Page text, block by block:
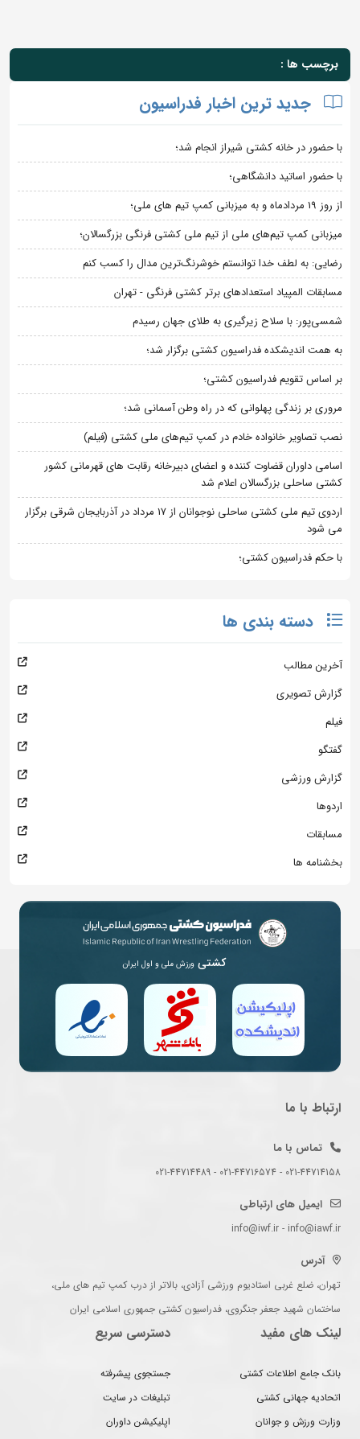
برچسب ها :
جدید ترین اخبار فدراسیون
با حضور در خانه کشتی شیراز انجام شد؛
با حضور اساتید دانشگاهی؛
از روز 19 مردادماه و به میزبانی کمپ تیم های ملی؛
میزبانی کمپ تیم‌های ملی از تیم ملی کشتی فرنگی بزرگسالان؛
رضایی: به لطف خدا توانستم خوشرنگ‌ترین مدال را کسب کنم
مسابقات المپیاد استعدادهای برتر کشتی فرنگی - تهران
شمسی‌پور: با سلاح زیرگیری به طلای جهان رسیدم
به همت اندیشکده فدراسیون کشتی برگزار شد؛
بر اساس تقویم فدراسیون کشتی؛
مروری بر زندگی پهلوانی که در راه وطن آسمانی شد؛
نصب تصاویر خانواده خادم در کمپ تیم‌های ملی کشتی (فیلم)
اسامی داوران قضاوت کننده و اعضای دبیرخانه رقابت های قهرمانی کشور
کشتی ساحلی بزرگسالان اعلام شد
اردوی تیم ملی کشتی ساحلی نوجوانان از 17 مرداد در آذربایجان شرقی برگزار
می شود
با حکم فدراسیون کشتی؛
دسته بندی ها
آخرین مطالب
گزارش تصویری
فیلم
گفتگو
گزارش ورزشی
اردوها
مسابقات
بخشنامه ها
کشتی ورزش ملی و اول ایران
ارتباط با ما
تماس با ما
021-44714158 - 021-44716574 - 021-44714489
ایمیل های ارتباطی
info@iwf.ir - info@iawf.ir
آدرس
تهران، ضلع غربی استادیوم ورزشی آزادی، بالاتر از درب کمپ تیم های ملی،
ساختمان شهید جعفر جنگروی، فدراسیون کشتی جمهوری اسلامی ایران
لینک های مفید
بانک جامع اطلاعات کشتی
اتحادیه جهانی کشتی
وزارت ورزش و جوانان
دسترسی سریع
جستجوی پیشرفته
تبلیغات در سایت
اپلیکیشن داوران